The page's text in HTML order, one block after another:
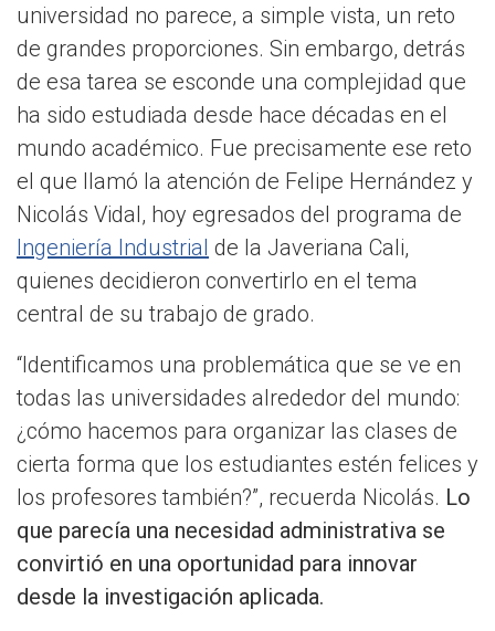
universidad no parece, a simple vista, un reto
de grandes proporciones. Sin embargo, detrás
de esa tarea se esconde una complejidad que
ha sido estudiada desde hace décadas en el
mundo académico. Fue precisamente ese reto
el que llamó la atención de Felipe Hernández y
Nicolás Vidal, hoy egresados del programa de
Ingeniería Industrial de la Javeriana Cali,
quienes decidieron convertirlo en el tema
central de su trabajo de grado.
“Identificamos una problemática que se ve en
todas las universidades alrededor del mundo:
¿cómo hacemos para organizar las clases de
cierta forma que los estudiantes estén felices y
los profesores también?”, recuerda Nicolás. Lo
que parecía una necesidad administrativa se
convirtió en una oportunidad para innovar
desde la investigación aplicada.